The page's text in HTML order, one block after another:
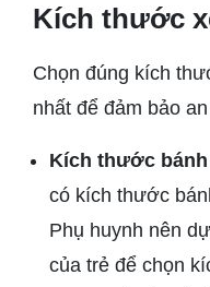
Kích thước
Chọn đúng kích
nhất để đảm bảo
Kích thước bánh
có kích thước
Phụ huynh nên
của trẻ để chọn